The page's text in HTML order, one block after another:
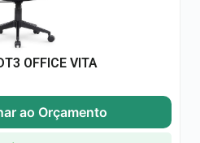
OFFICE VITA
ao Orçamento